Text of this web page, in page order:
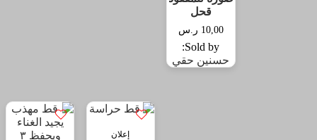
قحل
10,00 ر.س
Sold by:
حسنين حقي
إعلان